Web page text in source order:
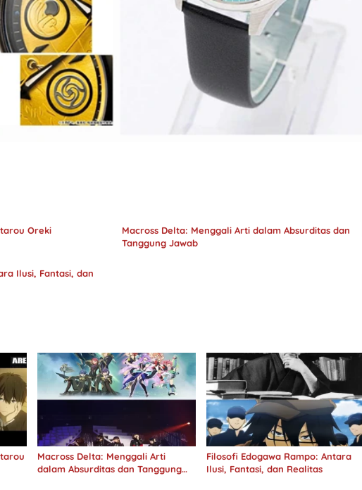
Oreki
Macross Delta: Menggali Arti dalam Absurditas dan
Tanggung Jawab
Ilusi, Fantasi, dan
Macross Delta: Menggali Arti
dalam Absurditas dan Tanggung
Filosofi Edogawa Rampo: Antara
Ilusi, Fantasi, dan Realitas